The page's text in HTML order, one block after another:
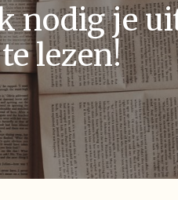
nodig je
lezen!